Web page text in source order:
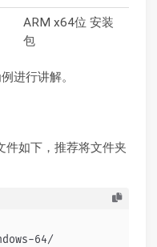
ARM x64位 安装
包
进行讲解。
件如下，推荐将文件夹
64/